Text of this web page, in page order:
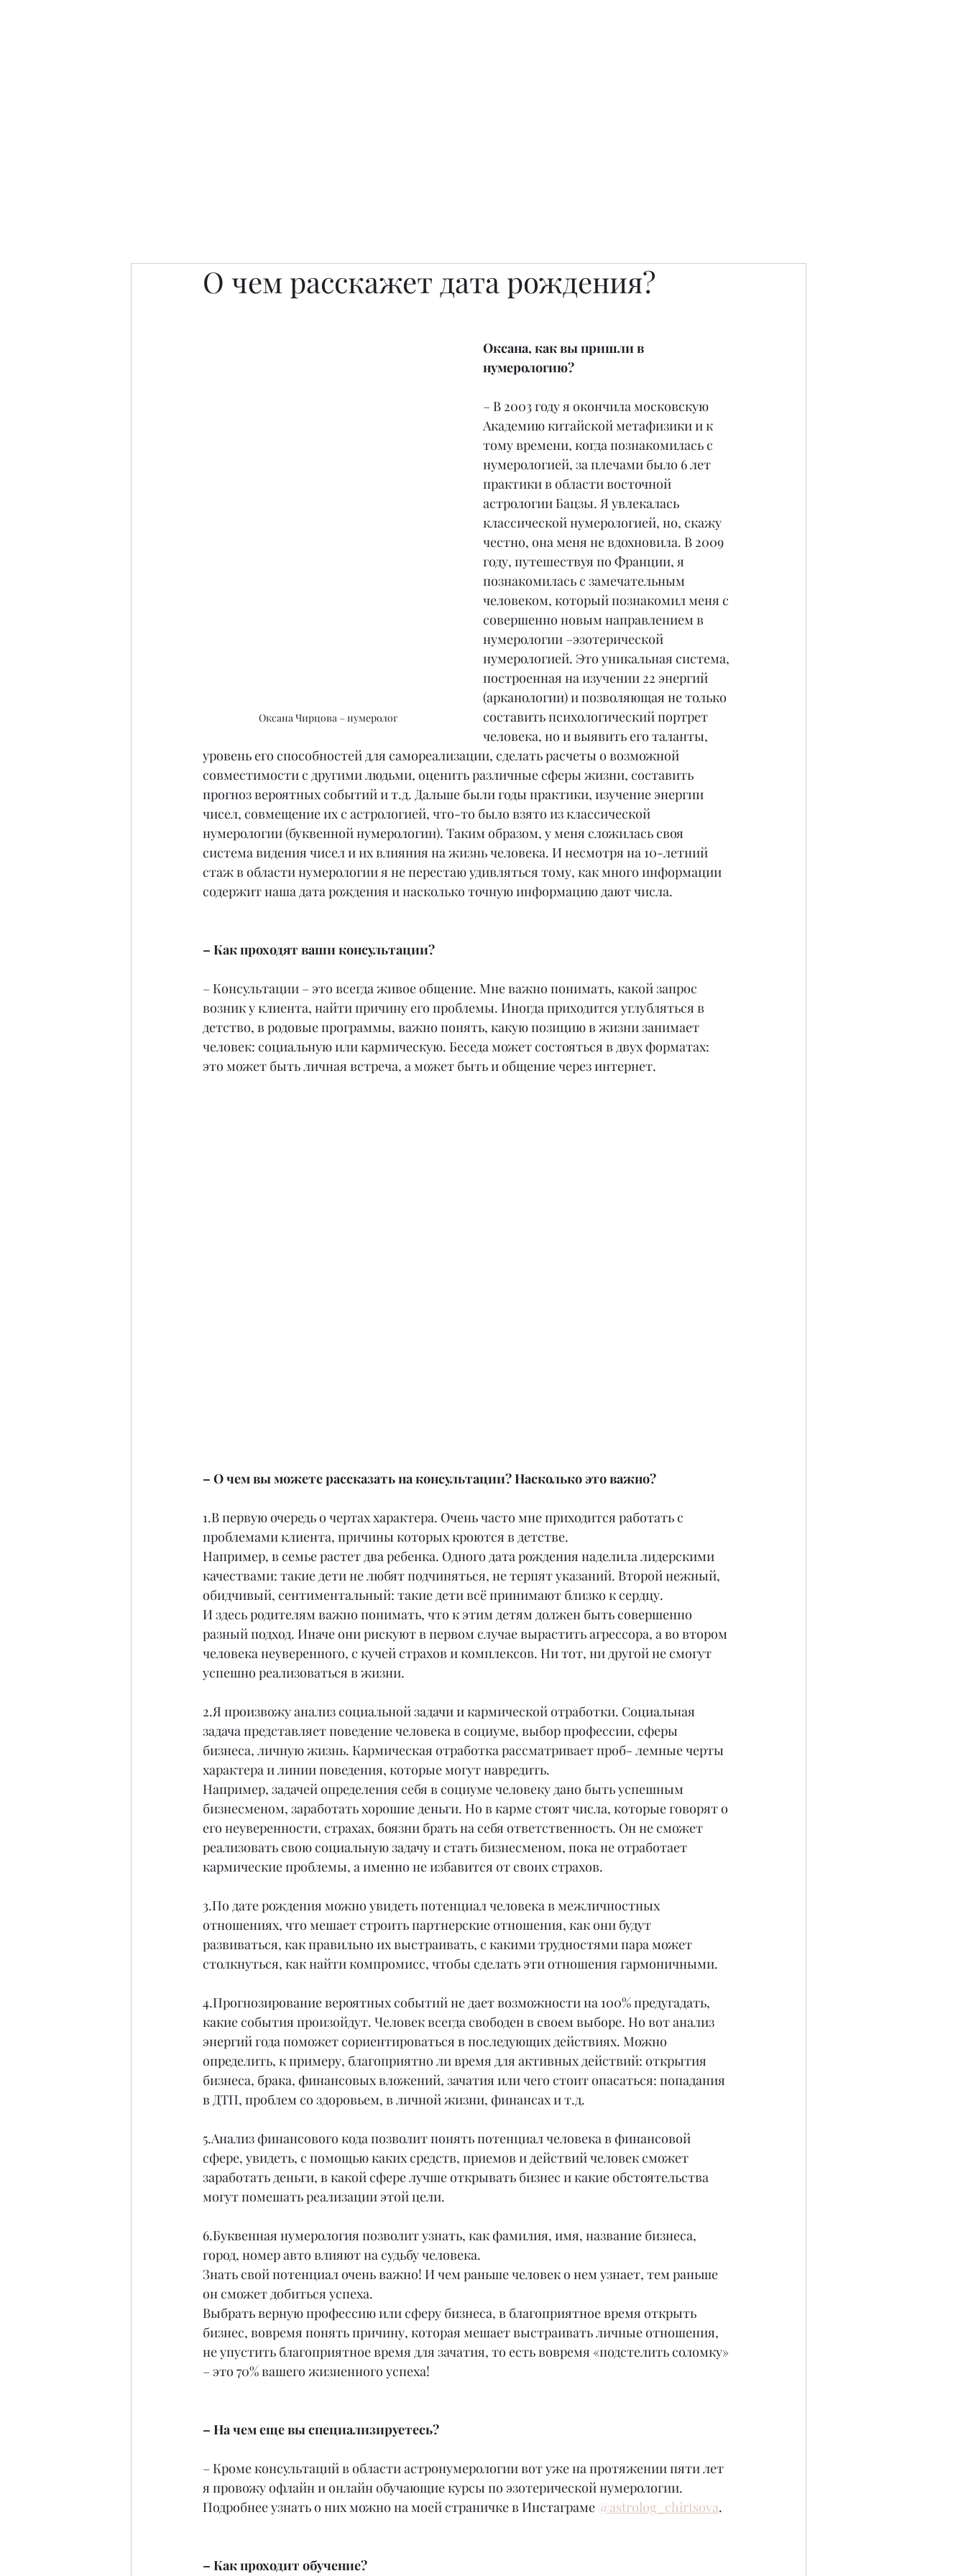
О чем расскажет дата рождения?
Оксана Чирцова – нумеролог
Оксана, как вы пришли в
нумерологию?
– В 2003 году я окончила московскую
Академию китайской метафизики и к
тому времени, когда познакомилась с
нумерологией, за плечами было 6 лет
практики в области восточной
астрологии Бацзы. Я увлекалась
классической нумерологией, но, скажу
честно, она меня не вдохновила. В 2009
году, путешествуя по Франции, я
познакомилась с замечательным
человеком, который познакомил меня с
совершенно новым направлением в
нумерологии –эзотерической
нумерологией. Это уникальная система,
построенная на изучении 22 энергий
(арканологии) и позволяющая не только
составить психологический портрет
человека, но и выявить его таланты,
уровень его способностей для самореализации, сделать расчеты о возможной
совместимости с другими людьми, оценить различные сферы жизни, составить
прогноз вероятных событий и т.д. Дальше были годы практики, изучение энергии
чисел, совмещение их с астрологией, что-то было взято из классической
нумерологии (буквенной нумерологии). Таким образом, у меня сложилась своя
система видения чисел и их влияния на жизнь человека. И несмотря на 10-летний
стаж в области нумерологии я не перестаю удивляться тому, как много информации
содержит наша дата рождения и насколько точную информацию дают числа.
– Как проходят ваши консультации?
– Консультации – это всегда живое общение. Мне важно понимать, какой запрос
возник у клиента, найти причину его проблемы. Иногда приходится углубляться в
детство, в родовые программы, важно понять, какую позицию в жизни занимает
человек: социальную или кармическую. Беседа может состояться в двух форматах:
это может быть личная встреча, а может быть и общение через интернет.
– О чем вы можете рассказать на консультации? Насколько это важно?
1.В первую очередь о чертах характера. Очень часто мне приходится работать с
проблемами клиента, причины которых кроются в детстве.
Например, в семье растет два ребенка. Одного дата рождения наделила лидерскими
качествами: такие дети не любят подчиняться, не терпят указаний. Второй нежный,
обидчивый, сентиментальный: такие дети всё принимают близко к сердцу.
И здесь родителям важно понимать, что к этим детям должен быть совершенно
разный подход. Иначе они рискуют в первом случае вырастить агрессора, а во втором
человека неуверенного, с кучей страхов и комплексов. Ни тот, ни другой не смогут
успешно реализоваться в жизни.
2.Я произвожу анализ социальной задачи и кармической отработки. Социальная
задача представляет поведение человека в социуме, выбор профессии, сферы
бизнеса, личную жизнь. Кармическая отработка рассматривает проб- лемные черты
характера и линии поведения, которые могут навредить.
Например, задачей определения себя в социуме человеку дано быть успешным
бизнесменом, заработать хорошие деньги. Но в карме стоят числа, которые говорят о
его неуверенности, страхах, боязни брать на себя ответственность. Он не сможет
реализовать свою социальную задачу и стать бизнесменом, пока не отработает
кармические проблемы, а именно не избавится от своих страхов.
3.По дате рождения можно увидеть потенциал человека в межличностных
отношениях, что мешает строить партнерские отношения, как они будут
развиваться, как правильно их выстраивать, с какими трудностями пара может
столкнуться, как найти компромисс, чтобы сделать эти отношения гармоничными.
4.Прогнозирование вероятных событий не дает возможности на 100% предугадать,
какие события произойдут. Человек всегда свободен в своем выборе. Но вот анализ
энергий года поможет сориентироваться в последующих действиях. Можно
определить, к примеру, благоприятно ли время для активных действий: открытия
бизнеса, брака, финансовых вложений, зачатия или чего стоит опасаться: попадания
в ДТП, проблем со здоровьем, в личной жизни, финансах и т.д.
5.Анализ финансового кода позволит понять потенциал человека в финансовой
сфере, увидеть, с помощью каких средств, приемов и действий человек сможет
заработать деньги, в какой сфере лучше открывать бизнес и какие обстоятельства
могут помешать реализации этой цели.
6.Буквенная нумерология позволит узнать, как фамилия, имя, название бизнеса,
город, номер авто влияют на судьбу человека.
Знать свой потенциал очень важно! И чем раньше человек о нем узнает, тем раньше
он сможет добиться успеха.
Выбрать верную профессию или сферу бизнеса, в благоприятное время открыть
бизнес, вовремя понять причину, которая мешает выстраивать личные отношения,
не упустить благоприятное время для зачатия, то есть вовремя «подстелить соломку»
– это 70% вашего жизненного успеха!
– На чем еще вы специализируетесь?
– Кроме консультаций в области астронумерологии вот уже на протяжении пяти лет
я провожу офлайн и онлайн обучающие курсы по эзотерической нумерологии.
Подробнее узнать о них можно на моей страничке в Инстаграме @astrolog_chirtsova.
– Как проходит обучение?